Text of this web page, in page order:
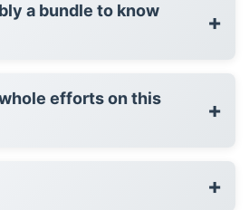
a bundle to know
+
efforts on this
+
+